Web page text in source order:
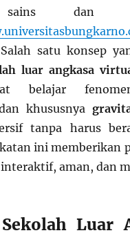
dan
Salah satu konsep
luar angkasa
belajar
khususnya
tanpa harus
ini memberikan
aman, dan
Luar